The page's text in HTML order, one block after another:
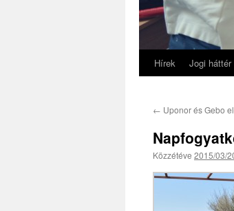
Hírek Jogi háttér
← Uponor és Gebo
Közzétéve 2015/03/